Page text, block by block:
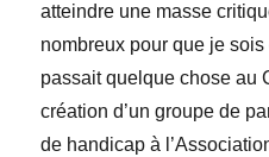
atteindre une masse
nombreux pour que je
passait quelque chose au
création d’un groupe de
de handicap à